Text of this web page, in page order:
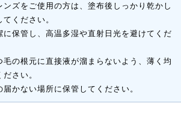
ンズをご使用の方は、塗布後しっかり乾かし
ください。
に保管し、高温多湿や直射日光を避けてくだ
毛の根元に直接液が溜まらないよう、薄く均
さい。
かない場所に保管してください。